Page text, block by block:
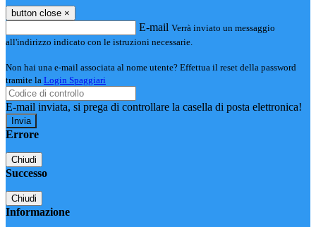
button close ×
E-mail Verrà inviato un messaggio
all'indirizzo indicato con le istruzioni necessarie.
Non hai una e-mail associata al nome utente? Effettua il reset della password
tramite la Login Spaggiari
E-mail inviata, si prega di controllare la casella di posta elettronica!
Errore
Chiudi
Successo
Chiudi
Informazione